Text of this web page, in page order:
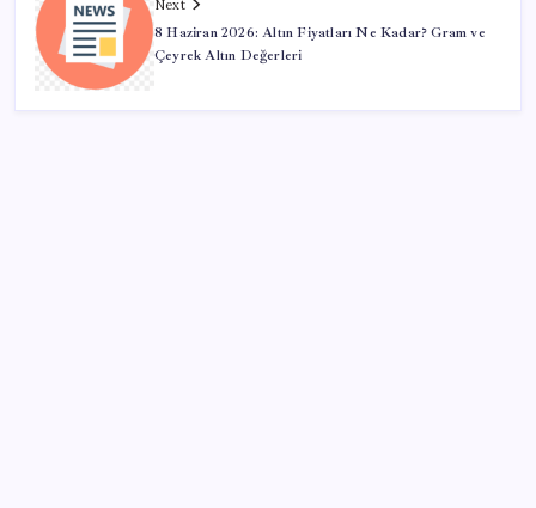
Next
8 Haziran 2026: Altın Fiyatları Ne Kadar? Gram ve
Çeyrek Altın Değerleri